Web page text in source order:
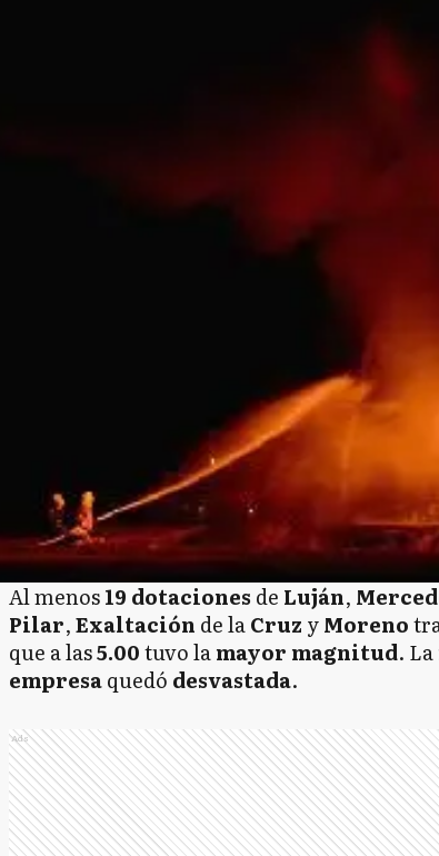
Al menos19 dotaciones de Luján,
Pilar,Exaltación de laCruz yMoreno
que a las5.00tuvo lamayor magnitud. La
empresaquedó desvastada.
Ads